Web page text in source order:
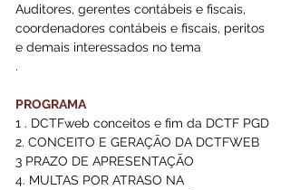
Auditores, gerentes contábeis e fiscais,
coordenadores contábeis e fiscais, peritos
e demais interessados no tema
.
PROGRAMA
1 . DCTFweb conceitos e fim da DCTF PGD
2. CONCEITO E GERAÇÃO DA DCTFWEB
3 PRAZO DE APRESENTAÇÃO
4. MULTAS POR ATRASO NA